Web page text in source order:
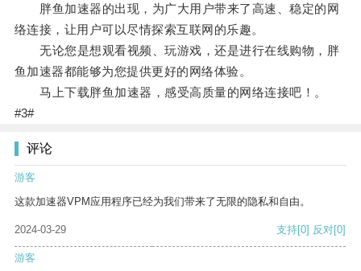
胖鱼加速器的出现，为广大用户带来了高速、稳定的网
络连接，让用户可以尽情探索互联网的乐趣。
无论您是想观看视频、玩游戏，还是进行在线购物，胖
鱼加速器都能够为您提供更好的网络体验。
马上下载胖鱼加速器，感受高质量的网络连接吧！。
#3#
评论
游客
这款加速器VPM应用程序已经为我们带来了无限的隐私和自由。
2024-03-29 支持[0] 反对[0]
游客